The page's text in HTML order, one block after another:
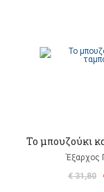
Το μπουζούκι
Έξαρχος
€ 31,80